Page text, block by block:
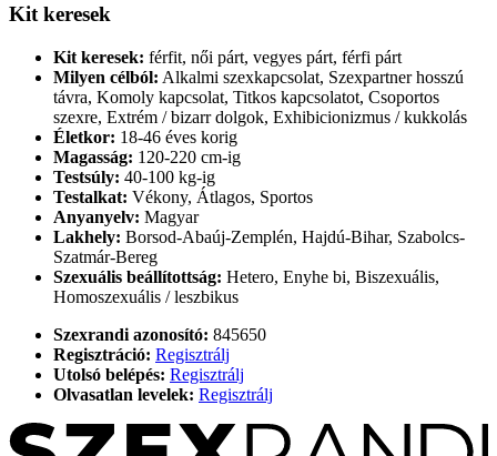
Kit keresek
Kit keresek: férfit, női párt, vegyes párt, férfi párt
Milyen célból: Alkalmi szexkapcsolat, Szexpartner hosszú
távra, Komoly kapcsolat, Titkos kapcsolatot, Csoportos
szexre, Extrém / bizarr dolgok, Exhibicionizmus / kukkolás
Életkor: 18-46 éves korig
Magasság: 120-220 cm-ig
Testsúly: 40-100 kg-ig
Testalkat: Vékony, Átlagos, Sportos
Anyanyelv: Magyar
Lakhely: Borsod-Abaúj-Zemplén, Hajdú-Bihar, Szabolcs-
Szatmár-Bereg
Szexuális beállítottság: Hetero, Enyhe bi, Biszexuális,
Homoszexuális / leszbikus
Szexrandi azonosító: 845650
Regisztráció: Regisztrálj
Utolsó belépés: Regisztrálj
Olvasatlan levelek: Regisztrálj